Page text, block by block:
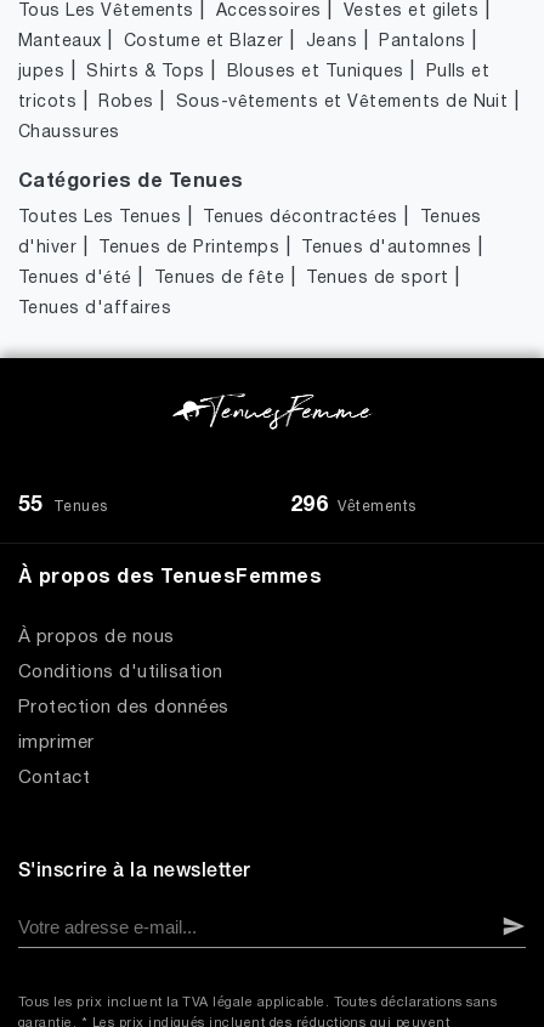
Tous Les Vêtements Accessoires Vestes et gilets
Manteaux Costume et Blazer Jeans Pantalons
jupes |Shirts & Tops Blouses et Tuniques
Pulls et
tricots
Robes Sous-vêtements et Vêtements de Nuit
Chaussures
Catégories de Tenues
Toutes Les Tenues Tenues décontractées
Tenues
d'hiver
Tenues de Printemps Tenues d'automnes
Tenues d'été Tenues de fête Tenues de sport
Tenues d'affaires
55 Tenues 296 Vêtements
À propos des TenuesFemmes
À propos de nous
Conditions d'utilisation
Protection des données
imprimer
Contact
S'inscrire à la newsletter
Tous les prix incluent la TVA légale applicable. Toutes déclarations sans
garantie. * Les prix indiqués incluent des réductions qui peuvent